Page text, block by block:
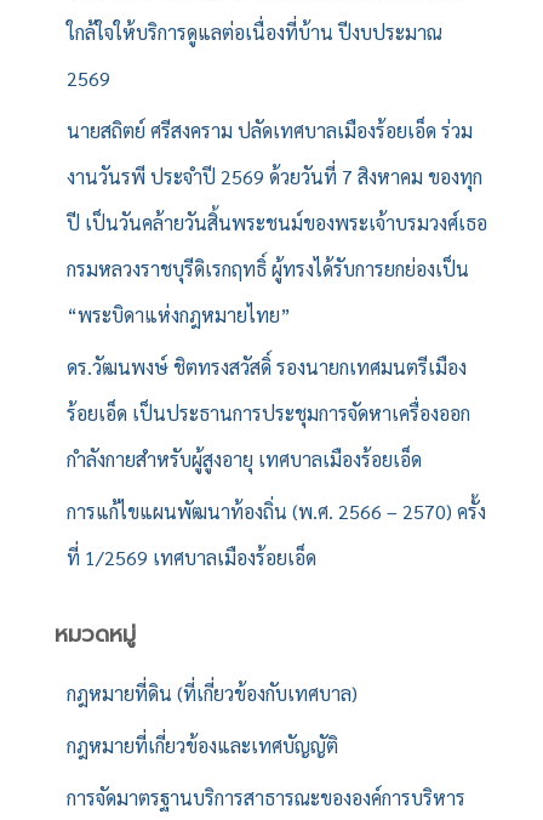
ใกล้ใจให้บริการดูแลต่อเนื่องที่บ้าน ปีงบประมาณ
2569
นายสถิตย์ ศรีสงคราม ปลัดเทศบาลเมืองร้อยเอ็ด ร่วม
งานวันรพี ประจำปี 2569 ด้วยวันที่ 7 สิงหาคม ของทุก
ปี เป็นวันคล้ายวันสิ้นพระชนม์ของพระเจ้าบรมวงศ์เธอ
กรมหลวงราชบุรีดิเรกฤทธิ์ ผู้ทรงได้รับการยกย่องเป็น
“พระบิดาแห่งกฎหมายไทย”
ดร.วัฒนพงษ์ ชิตทรงสวัสดิ์ รองนายกเทศมนตรีเมือง
ร้อยเอ็ด เป็นประธานการประชุมการจัดหาเครื่องออก
กำลังกายสำหรับผู้สูงอายุ เทศบาลเมืองร้อยเอ็ด
การแก้ไขแผนพัฒนาท้องถิ่น (พ.ศ. 2566 – 2570) ครั้ง
ที่ 1/2569 เทศบาลเมืองร้อยเอ็ด
หมวดหมู่
กฎหมายที่ดิน (ที่เกี่ยวข้องกับเทศบาล)
กฎหมายที่เกี่ยวข้องและเทศบัญญัติ
การจัดมาตรฐานบริการสาธารณะขององค์การบริหาร